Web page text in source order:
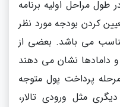
طول مراحل اولیه برنامه
کردن بودجه مورد نظر
می باشد. بعضی از
دامادها نشان می دهند
پرداخت پول متوجه
مثل ورودی تالار،